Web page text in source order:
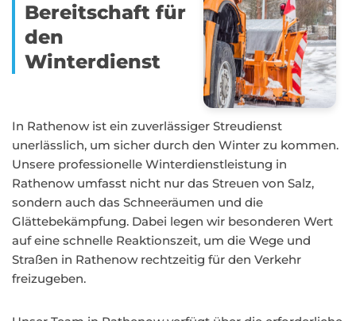
Bereitschaft für
den
Winterdienst
In Rathenow ist ein zuverlässiger Streudienst
unerlässlich, um sicher durch den Winter zu kommen.
Unsere professionelle Winterdienstleistung in
Rathenow umfasst nicht nur das Streuen von Salz,
sondern auch das Schneeräumen und die
Glättebekämpfung. Dabei legen wir besonderen Wert
auf eine schnelle Reaktionszeit, um die Wege und
Straßen in Rathenow rechtzeitig für den Verkehr
freizugeben.